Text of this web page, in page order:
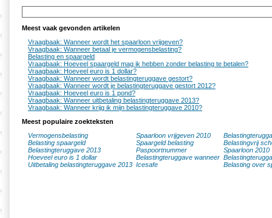
Meest vaak gevonden artikelen
Vraagbaak: Wanneer wordt het spaarloon vrijgeven?
Vraagbaak: Wanneer betaal je vermogensbelasting?
Belasting en spaargeld
Vraagbaak: Hoeveel spaargeld mag ik hebben zonder belasting te betalen?
Vraagbaak: Hoeveel euro is 1 dollar?
Vraagbaak: Wanneer wordt belastingteruggave gestort?
Vraagbaak: Wanneer wordt je belastingteruggave gestort 2012?
Vraagbaak: Hoeveel euro is 1 pond?
Vraagbaak: Wanneer uitbetaling belastingteruggave 2013?
Vraagbaak: Wanneer krijg ik mijn belastingteruggave 2010?
Meest populaire zoekteksten
Vermogensbelasting
Spaarloon vrijgeven 2010
Belasting spaargeld
Spaargeld belasting
Belastingvrij
Belastingteruggave 2013
Paspoortnummer
Spaarloon 2010
Hoeveel euro is 1 dollar
Belastingteruggave wanneer
Uitbetaling belastingteruggave 2013 Icesafe Belasting over